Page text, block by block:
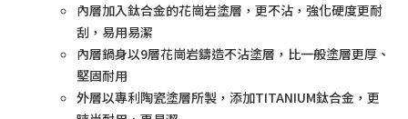
內層加入鈦合金的花崗岩塗層，更不沾，強化硬度更耐
刮，易用易潔
內層鍋身以9層花崗岩鑄造不沾塗層，比一般塗層更厚、
堅固耐用
外層以專利陶瓷塗層所製，添加TITANIUM鈦合金，更